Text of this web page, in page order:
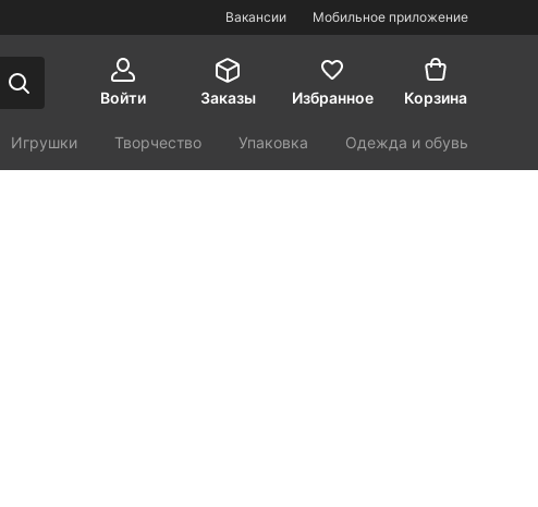
Мобильное приложение
Вакансии
Войти
Заказы Избранное Корзина
Игрушки Творчество Упаковка Одежда и обувь